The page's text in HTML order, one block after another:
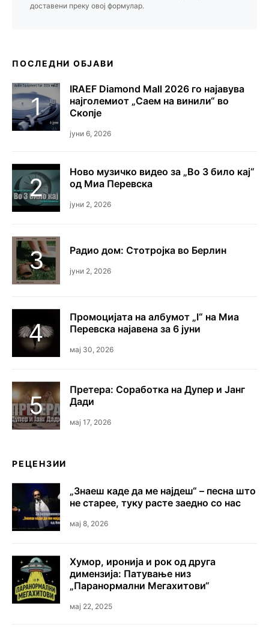
доставени преку овој формулар.
ПОСЛЕДНИ ОБЈАВИ
IRAEF Diamond Mall 2026 го најавува
најголемиот „Саем на винили“ во
Скопје
јуни 6, 2026
Ново музичко видео за „Во 3 било кај“
од Миа Перевска
јуни 2, 2026
Радио дом: Стотројка во Берлин
јуни 2, 2026
Промоцијата на албумот „I“ на Миа
Перевска најавена за 6 јуни
мај 30, 2026
Претера: Соработка на Дупер и Јанг
Дади
мај 17, 2026
РЕЦЕНЗИИ
„Знаеш каде да ме најдеш“ – песна што
не старее, туку расте заедно со нас
мај 8, 2026
Хумор, иронија и рок од друга
димензија: Патување низ
„Паранормални Мегахитови“
мај 22, 2025